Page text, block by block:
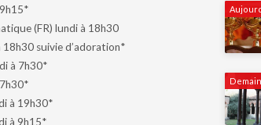
(FR) lundi à 18h30
18h30 suivie d’adoration*
à 7h30*
à 19h30*
à 9h15*
Demain